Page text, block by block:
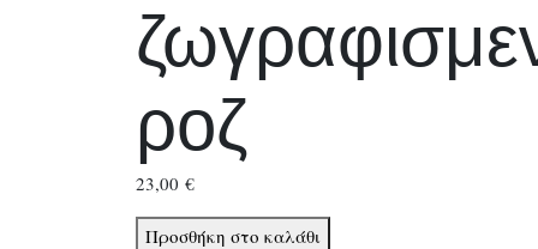
ροζ
23,00€
Λαμπάδα
Προσθήκη στο καλάθι